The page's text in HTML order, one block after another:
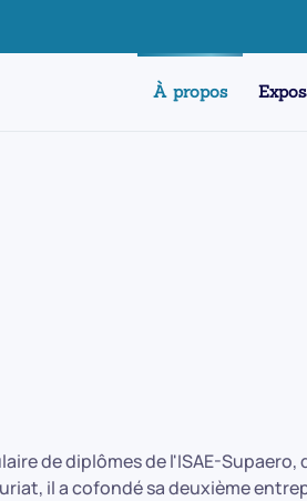
À propos
de diplômes de l'ISAE-Supaero,
il a cofondé sa deuxième